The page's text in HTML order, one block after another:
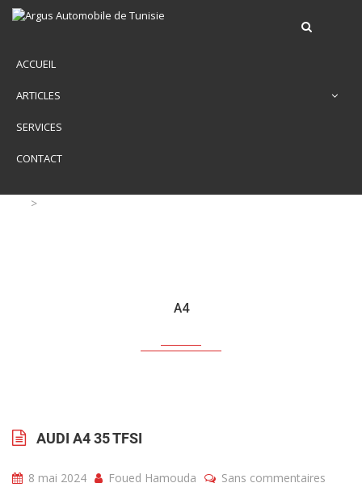
ACCUEIL
ARTICLES
SERVICES
CONTACT
>
A4
AUDI A4 35 TFSI
8 mai 2024 Foued Hamouda Sans commentaires